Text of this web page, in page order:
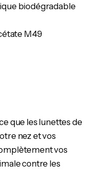
biodégradable
M49
que les lunettes de
nez et vos
vos
contre les